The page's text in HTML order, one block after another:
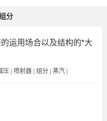
分
运用场合以及结构的*大
压 | 喷射器 | 组分 | 蒸汽 |